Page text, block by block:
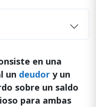
en una
un deudory un
sobre un saldo
para ambas